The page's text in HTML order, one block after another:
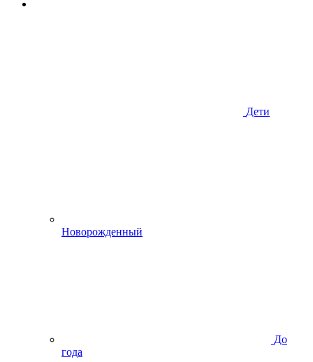
Дети
Новорожденный
До
года